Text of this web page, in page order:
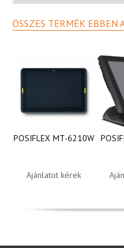
ÖSSZES TERMÉK EBBEN
POSIFLEX MT-6210W
Ajánlatot kérek